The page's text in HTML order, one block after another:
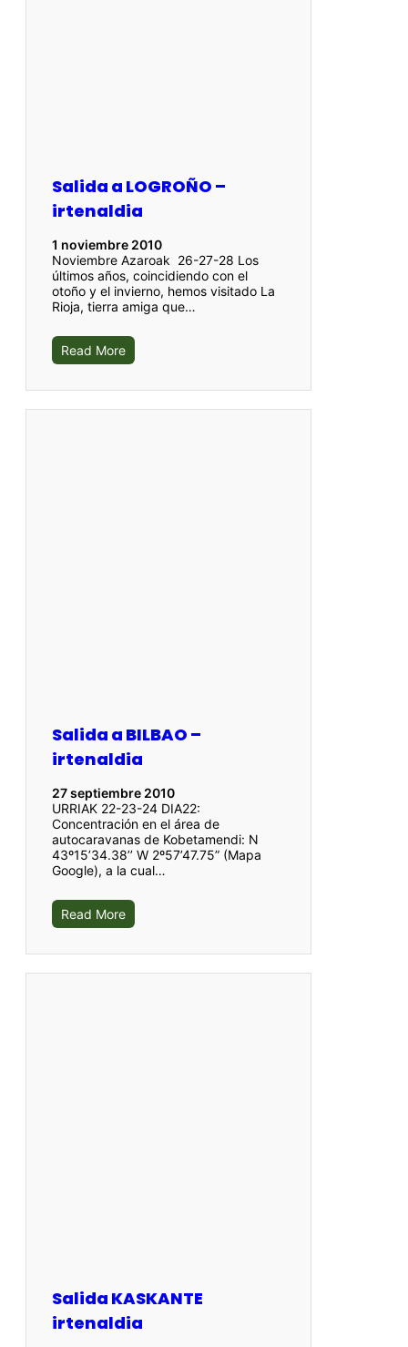
Salida a LOGROÑO –
irtenaldia
1 noviembre 2010
Noviembre Azaroak 26-27-28 Los
últimos años, coincidiendo con el
otoño y el invierno, hemos visitado La
Rioja, tierra amiga que…
Read More
Salida a BILBAO –
irtenaldia
27 septiembre 2010
URRIAK 22-23-24 DIA22:
Concentración en el área de
autocaravanas de Kobetamendi: N
43º15’34.38’’ W 2º57’47.75” (Mapa
Google), a la cual…
Read More
Salida KASKANTE
irtenaldia